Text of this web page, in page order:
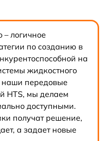
– логичное
по созданию в
на
жидкостного
передовые
HTS, мы делаем
доступными.
получат решение,
а задает новые